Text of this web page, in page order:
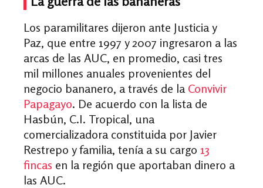
Los paramilitares dijeron ante Justicia y
Paz, que entre 1997 y 2007 ingresaron a las
arcas de las AUC, en promedio, casi tres
mil millones anuales provenientes del
negocio bananero, a través de la Convivir
Papagayo. De acuerdo con la lista de
Hasbún, C.I. Tropical, una
comercializadora constituida por Javier
Restrepo y familia, tenía a su cargo 13
fincas en la región que aportaban dinero a
las AUC.